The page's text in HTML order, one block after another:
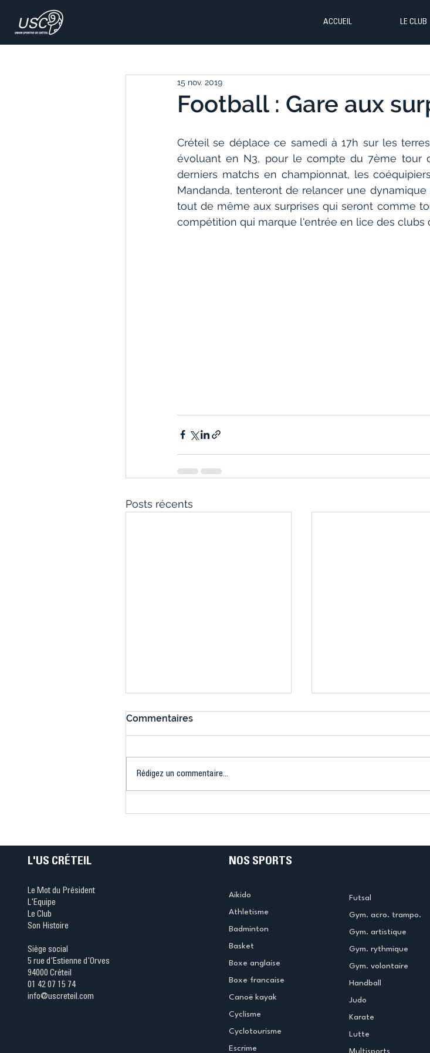
ACCUEIL LE CLUB
Football : Gare aux
15 nov. 2019
Créteil se déplace ce samedi à 17h sur les
évoluant en N3, pour le compte du 7ème tour
derniers matchs en championnat, les
Mandanda, tenteront de relancer une
tout de même aux surprises qui seront comme
compétition qui marque l'entrée en lice des clubs
Posts récents
Ping ? Quand le tennis de
termine la saison en
Commentaires
Rédigez un commentaire...
L'US CRÉTEIL
Le Mot du Président
L'Equipe
Le Club
Son Histoire
Siège social
5 rue d'Estienne d'Orves
94000 Créteil
01 42 07 15 74
info@uscreteil.com
NOS SPORTS
Aikido
Athletisme
Badminton
Basket
Boxe anglaise
Boxe francaise
Canoë kayak
Cyclisme
Cyclotourisme
Escrime
Futsal
Gym. acro. trampo.
Gym. artistique
Gym. rythmique
Gym. volontaire
Handball
Judo
Karate
Lutte
Multisports